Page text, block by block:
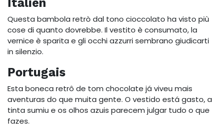
Italien
Questa bambola retrò dal tono cioccolato ha visto più
cose di quanto dovrebbe. Il vestito è consumato, la
vernice è sparita e gli occhi azzurri sembrano giudicarti
in silenzio.
Portugais
Esta boneca retrô de tom chocolate já viveu mais
aventuras do que muita gente. O vestido está gasto, a
tinta sumiu e os olhos azuis parecem julgar tudo o que
fazes.